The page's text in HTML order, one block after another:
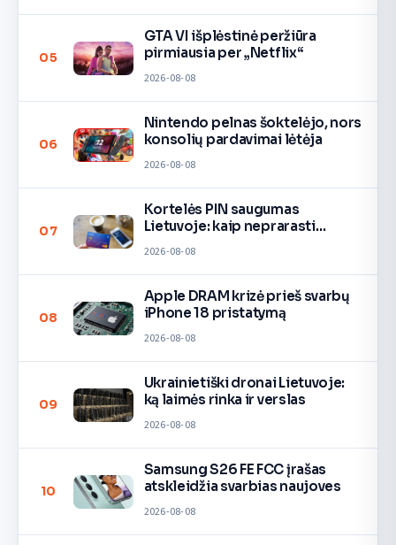
05
GTA VI išplėstinė peržiūra
pirmiausia per „Netflix“
2026-08-08
06
Nintendo pelnas šoktelėjo, nors
konsolių pardavimai lėtėja
2026-08-08
07
Kortelės PIN saugumas
Lietuvoje: kaip neprarasti
2026-08-08
08
Apple DRAM krizė prieš svarbų
iPhone 18 pristatymą
2026-08-08
09
Ukrainietiški dronai Lietuvoje:
ką laimės rinka ir verslas
2026-08-08
10
Samsung S26 FE FCC įrašas
atskleidžia svarbias naujoves
2026-08-08